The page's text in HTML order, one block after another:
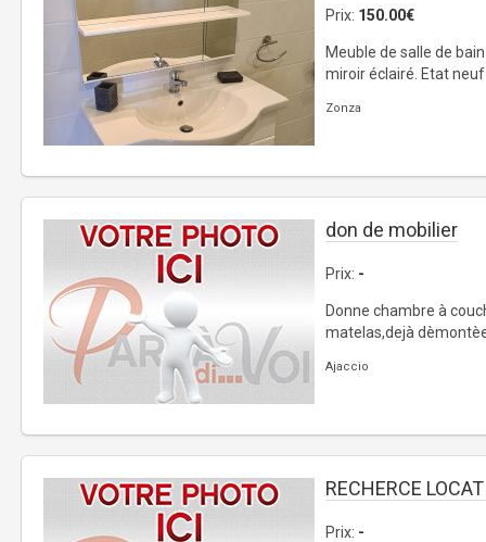
Prix: 150.00€
Meuble de salle de
miroir éclairé. Etat neuf
Zonza
don de mobilier
Prix: -
Donne chambre à
matelas,dejà
Ajaccio
RECHERCE
Prix: -